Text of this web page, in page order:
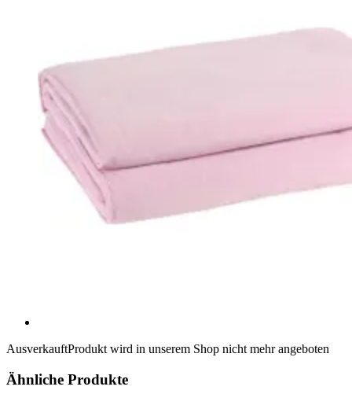
AusverkauftProdukt wird in unserem Shop nicht mehr angeboten
Ähnliche Produkte